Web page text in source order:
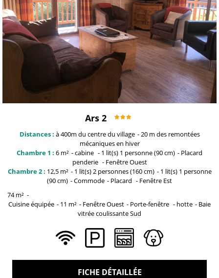
Ars 2
Distances : à 400m du centre du village 20 m des remontées
mécaniques en hiver
Chambre 1 : 6 m² cabine 1 lit(s) 1 personne (90 cm)
Placard
penderie
FenêtreOuest
Chambre 2 : 12,5 m² 1 lit(s) 2 personnes (160 cm) 1 lit(s) 1 personne
(90 cm)
Commode Placard Fenêtre Est
74 m²
Cuisine équipée
11 m² FenêtreOuest Porte-fenêtre hotte
Baie
vitrée coulissanteSud
FICHE DÉTAILLÉE